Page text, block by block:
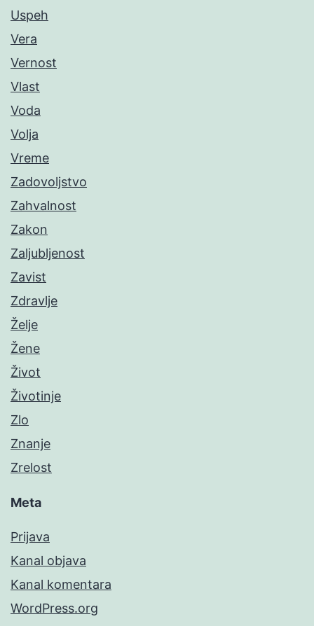
Uspeh
Vera
Vernost
Vlast
Voda
Volja
Vreme
Zadovoljstvo
Zahvalnost
Zakon
Zaljubljenost
Zavist
Zdravlje
Želje
Žene
Život
Životinje
Zlo
Znanje
Zrelost
Meta
Prijava
Kanal objava
Kanal komentara
WordPress.org